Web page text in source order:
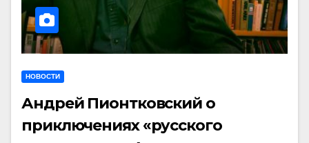
НОВОСТИ
Андрей Пионтковский о
приключениях «русского